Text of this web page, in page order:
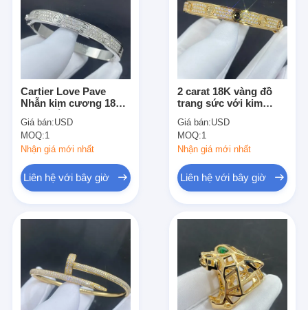
Nhà
Sản phẩm
Video
Về chúng tôi
Chuyến tham quan nhà máy
Tin tức
Các vụ án
Yêu cầu Đặt giá
Cartier Love Pave
Nhẫn kim cương 18k
Tròn Kim cương cắt
rực rỡ Nhẫn sản phẩm
tùy chỉnh
Giá bán:USD
MOQ:1
Nhận giá mới nhất
Liên hệ với bây giờ
2 carat 18K vàng đồ
trang sức với kim
vòng tay Cartier mỏng
tình yêu vòng tay
Giá bán:USD
MOQ:1
Nhận giá mới nhất
Liên hệ với bây giờ